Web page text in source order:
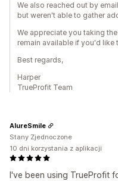
We also reached out by
but weren't able to gather
We appreciate you taking
remain available if you'd
Best regards,
Harper
TrueProfit Team
I've been using TrueProfit
AlureSmile
Stany Zjednoczone
10 dni korzystania z aplikacji